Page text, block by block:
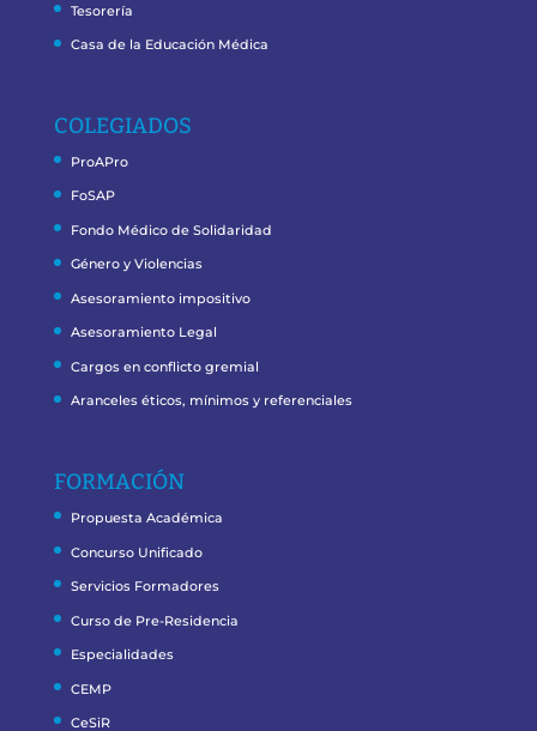
Tesorería
Casa de la Educación Médica
COLEGIADOS
ProAPro
FoSAP
Fondo Médico de Solidaridad
Género y Violencias
Asesoramiento impositivo
Asesoramiento Legal
Cargos en conflicto gremial
Aranceles éticos, mínimos y referenciales
FORMACIÓN
Propuesta Académica
Concurso Unificado
Servicios Formadores
Curso de Pre-Residencia
Especialidades
CEMP
CeSiR